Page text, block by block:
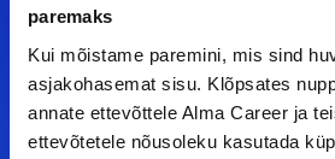
paremaks
Kui mõistame paremini, mis sind
asjakohasemat sisu. Klõpsates
annate ettevõttele Alma Career ja
ettevõtetele nõusoleku kasutada
Meiega
Tööelublogi.ee lehelt leiad